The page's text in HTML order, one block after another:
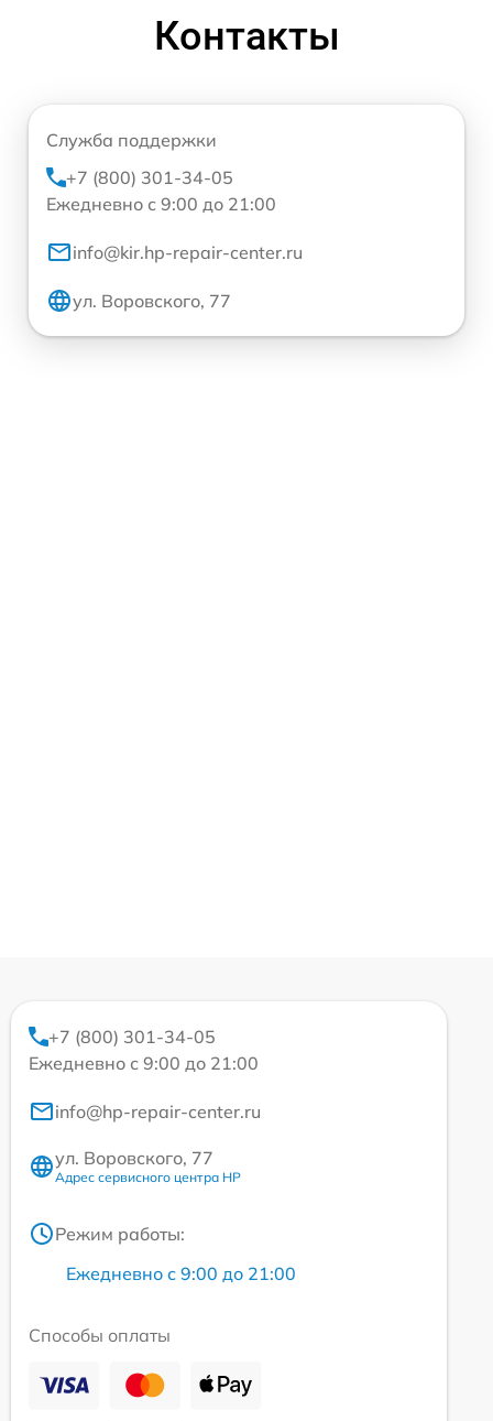
Контакты
Служба поддержки
+7 (800) 301-34-05
Ежедневно с 9:00 до 21:00
info@kir.hp-repair-center.ru
ул. Воровского, 77
+7 (800) 301-34-05
Ежедневно с 9:00 до 21:00
info@hp-repair-center.ru
ул. Воровского, 77
Адрес сервисного центра HP
Режим работы:
Ежедневно с 9:00 до 21:00
Способы оплаты